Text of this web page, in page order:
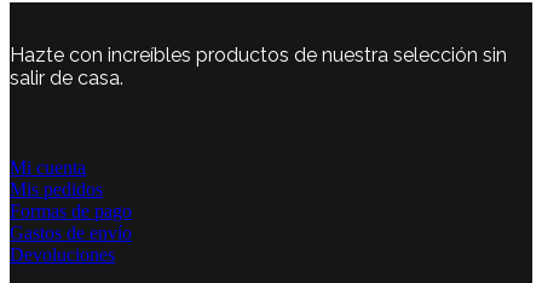
Hazte con increíbles productos de nuestra selección sin
salir de casa.
Mi cuenta
Mis pedidos
Formas de pago
Gastos de envío
Devoluciones